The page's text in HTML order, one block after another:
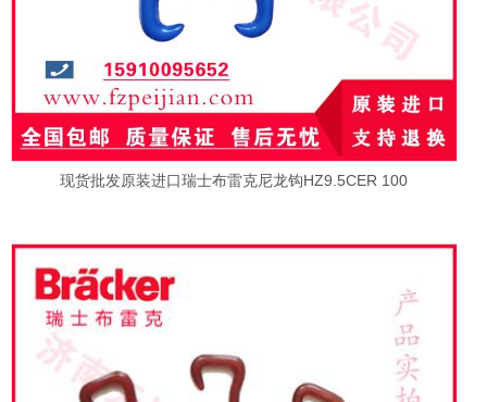
现货批发原装进口瑞士布雷克尼龙钩HZ9.5CER 100